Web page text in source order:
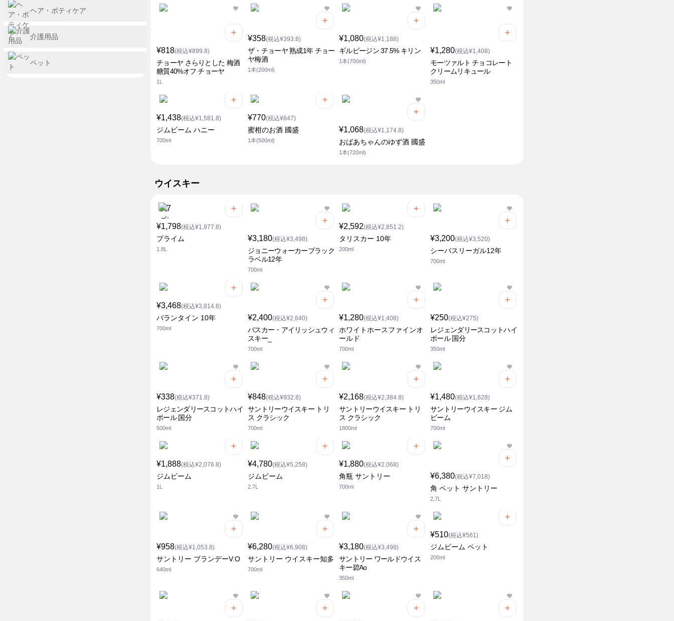
¥818(税込¥899.8)
チョーヤ さらりとした 梅酒
糖質40%オフ チョーヤ
1L
¥358(税込¥393.8)
ザ・チョーヤ 熟成1年 チョー
ヤ梅酒
1本(200ml)
¥1,080(税込¥1,188)
ギルビージン 37.5% キリン
1本(700ml)
¥1,280(税込¥1,408)
モーツァルト チョコレート
クリームリキュール
350ml
¥1,438(税込¥1,581.8)
ジムビーム ハニー
700ml
¥770(税込¥847)
蜜柑のお酒 國盛
1本(500ml)
¥1,068(税込¥1,174.8)
おばあちゃんのゆず酒 國盛
1本(720ml)
ウイスキー
¥1,798(税込¥1,977.8)
プライム
1.8L
¥3,180(税込¥3,498)
ジョニーウォーカーブラック
ラベル12年
700ml
¥2,592(税込¥2,851.2)
タリスカー 10年
200ml
¥3,200(税込¥3,520)
シーバスリーガル12年
700ml
¥3,468(税込¥3,814.8)
バランタイン 10年
700ml
¥2,400(税込¥2,640)
バスカー・アイリッシュウィ
スキー_
700ml
¥1,280(税込¥1,408)
ホワイトホースファインオ
ールド
700ml
¥250(税込¥275)
レジェンダリースコットハイ
ボール 国分
350ml
¥338(税込¥371.8)
レジェンダリースコットハイ
ボール 国分
500ml
¥848(税込¥932.8)
サントリーウイスキー トリ
ス クラシック
700ml
¥2,168(税込¥2,384.8)
サントリーウイスキー トリ
ス クラシック
1800ml
¥1,480(税込¥1,628)
サントリーウイスキー ジム
ビーム
700ml
¥1,888(税込¥2,076.8)
ジムビーム
1L
¥4,780(税込¥5,258)
ジムビーム
2.7L
¥1,880(税込¥2,068)
角瓶 サントリー
700ml
¥6,380(税込¥7,018)
角 ペット サントリー
2.7L
¥958(税込¥1,053.8)
サントリー ブランデーV.O
640ml
¥6,280(税込¥6,908)
サントリー ウイスキー知多
700ml
¥3,180(税込¥3,498)
サントリー ワールドウイス
キー碧Ao
350ml
¥510(税込¥561)
ジムビーム ペット
200ml
ヘア・ボティケア
介護用品
ペット